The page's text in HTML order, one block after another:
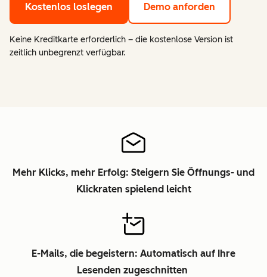
Kostenlos loslegen Demo anforden
Keine Kreditkarte erforderlich – die kostenlose Version ist
zeitlich unbegrenzt verfügbar.
Mehr Klicks, mehr Erfolg: Steigern Sie Öffnungs- und
Klickraten spielend leicht
E-Mails, die begeistern: Automatisch auf Ihre
Lesenden zugeschnitten